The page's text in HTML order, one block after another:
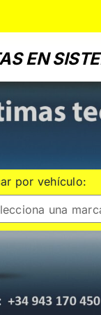
EN
por vehículo:
una